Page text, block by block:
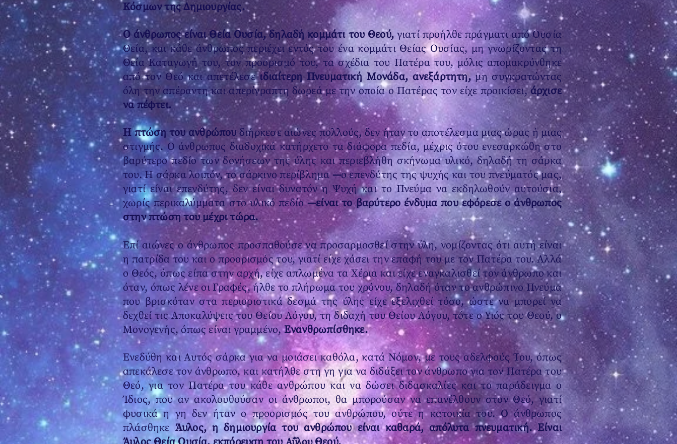
Κόσμων της Δημιουργίας.
Ο άνθρωπος είναι Θεία Ουσία, δηλαδή κομμάτι του Θεού, γιατί προήλθε πράγματι από Ουσία
Θεία, και κάθε άνθρωπος περιέχει εντός του ένα κομμάτι Θείας Ουσίας, μη γνωρίζοντας τη
Θεία Καταγωγή του, τον προορισμό του, τα σχέδια του Πατέρα του, μόλις απομακρύνθηκε
από τον Θεό και απετέλεσειδιαίτερη Πνευματική Μονάδα, ανεξάρτητη,μη συγκρατώντας
όλη την απέραντη και απερίγραπτη δωρεά με την οποία ο Πατέρας τον είχε προικίσει,άρχισε
να πέφτει.
Η πτώση του ανθρώπουδιήρκεσε αιώνες πολλούς, δεν ήταν το αποτέλεσμα μιας ώρας ή μιας
στιγμής. Ο άνθρωπος διαδοχικά κατήρχετο τα διάφορα πεδία, μέχρις ότου ενεσαρκώθη στο
βαρύτερο πεδίο των δονήσεων της ύλης και περιεβλήθη σκήνωμα υλικό, δηλαδή τη σάρκα
του. Η σάρκα λοιπόν, το σάρκινο περίβλημα —ο επενδύτης της ψυχής και του πνεύματός μας,
γιατί είναι επενδύτης, δεν είναι δυνατόν η Ψυχή και το Πνεύμα να εκδηλωθούν αυτούσια,
χωρίς περικαλύμματα στο υλικό πεδίο—είναι το βαρύτερο ένδυμα που εφόρεσε ο άνθρωπος
στην πτώση του μέχρι τώρα.
Επί αιώνες ο άνθρωπος προσπαθούσε να προσαρμοσθεί στην ύλη, νομίζοντας ότι αυτή είναι
η πατρίδα του και ο προορισμός του, γιατί είχε χάσει την επαφή του με τον Πατέρα του. Αλλά
ο Θεός, όπως είπα στην αρχή, είχε απλωμένα τα Χέρια και είχε εναγκαλισθεί τον άνθρωπο και
όταν, όπως λένε οι Γραφές, ήλθε το πλήρωμα του χρόνου, δηλαδή όταν το ανθρώπινο Πνεύμα
που βρισκόταν στα περιοριστικά δεσμά της ύλης είχε εξελιχθεί τόσο, ώστε να μπορεί να
δεχθεί τις Αποκαλύψεις του Θείου Λόγου, τη διδαχή του Θείου Λόγου, τότε ο Υιός του Θεού, ο
Μονογενής, όπως είναι γραμμένο,Ενανθρωπίσθηκε.
Ενεδύθη και Αυτός σάρκα για να μοιάσει καθόλα, κατά Νόμον, με τους αδελφούς Του, όπως
απεκάλεσε τον άνθρωπο, και κατήλθε στη γη για να διδάξει τον άνθρωπο για τον Πατέρα του
Θεό, για τον Πατέρα του κάθε ανθρώπου και να δώσει διδασκαλίες και το παράδειγμα ο
Ίδιος, που αν ακολουθούσαν οι άνθρωποι, θα μπορούσαν να επανέλθουν στον Θεό, γιατί
φυσικά η γη δεν ήταν ο προορισμός του ανθρώπου, ούτε η κατοικία του. Ο άνθρωπος
πλάσθηκεΆυλος, η δημιουργία του ανθρώπου είναι καθαρά, απόλυτα πνευματική. Είναι